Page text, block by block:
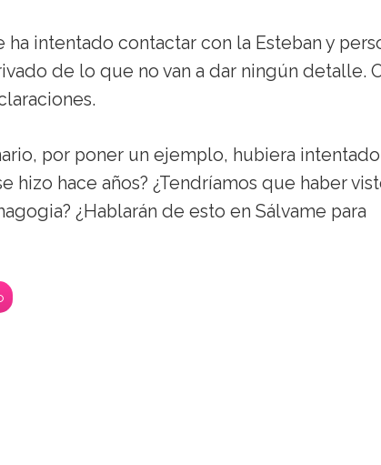
intentado contactar con la Esteban y
de lo que no van a dar ningún detalle.
por poner un ejemplo, hubiera intentado
hace años? ¿Tendríamos que haber
¿Hablarán de esto en Sálvame para